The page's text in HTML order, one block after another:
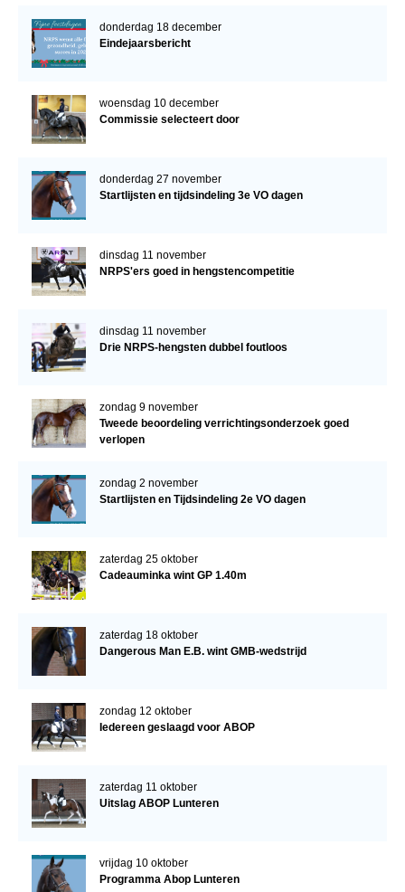
donderdag 18 december
Eindejaarsbericht
woensdag 10 december
Commissie selecteert door
donderdag 27 november
Startlijsten en tijdsindeling 3e VO dagen
dinsdag 11 november
NRPS'ers goed in hengstencompetitie
dinsdag 11 november
Drie NRPS-hengsten dubbel foutloos
zondag 9 november
Tweede beoordeling verrichtingsonderzoek goed
verlopen
zondag 2 november
Startlijsten en Tijdsindeling 2e VO dagen
zaterdag 25 oktober
Cadeauminka wint GP 1.40m
zaterdag 18 oktober
Dangerous Man E.B. wint GMB-wedstrijd
zondag 12 oktober
Iedereen geslaagd voor ABOP
zaterdag 11 oktober
Uitslag ABOP Lunteren
vrijdag 10 oktober
Programma Abop Lunteren